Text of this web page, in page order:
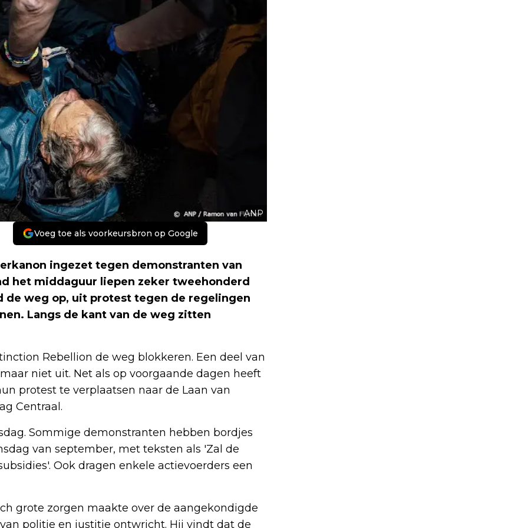
ANP
Voeg toe als voorkeursbron op Google
ingezet tegen demonstranten van
het middaguur liepen zeker tweehonderd
weg op, uit protest tegen de regelingen
Langs de kant van de weg zitten
Rebellion de weg blokkeren. Een deel van
niet uit. Net als op voorgaande dagen heeft
protest te verplaatsen naar de Laan van
Centraal.
Sommige demonstranten hebben bordjes
van september, met teksten als 'Zal de
Ook dragen enkele actievoerders een
grote zorgen maakte over de aangekondigde
politie en justitie ontwricht. Hij vindt dat de